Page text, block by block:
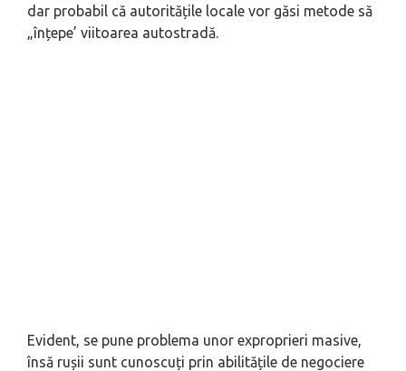
dar probabil că autoritățile locale vor găsi metode să
„înțepe’ viitoarea autostradă.
Evident, se pune problema unor exproprieri masive,
însă rușii sunt cunoscuți prin abilitățile de negociere